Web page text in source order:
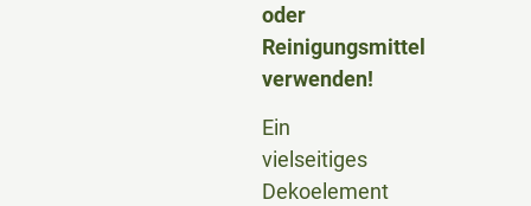
oder
Reinigungsmittel
verwenden!
Ein
vielseitiges
Dekoelement